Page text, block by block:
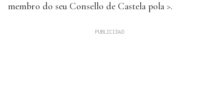
membro do seu Consello de Castela pola >.